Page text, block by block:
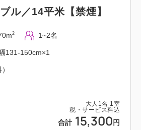
大人 1名 1室
税・サービス料込
合計 15,300 円
ル／14平米【禁煙】
2 1~2名
131-150cm×1